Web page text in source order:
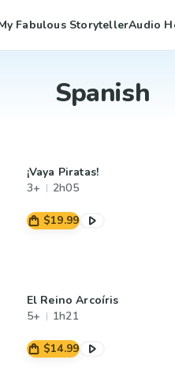
Fabulous StorytellerAudio
Spanish
¡Vaya Piratas!
3+
2h05
$19.99
El Reino Arcoíris
5+
1h21
$14.99